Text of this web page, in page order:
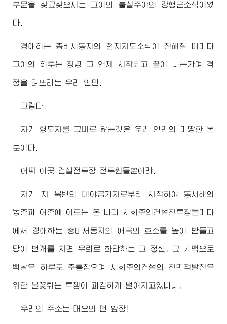
부문을 찾고찾으시는 그이의 불철주야의 강행군소식이였
다.
경애하는 총비서동지의 현지지도소식이 전해질 때마다
그이의 하루는 정녕 그 언제 시작되고 끝이 나는가며 격
정을 터뜨리는 우리 인민.
그렇다.
자기 령도자를 그대로 닮는것은 우리 인민의 마땅한 본
분이다.
어찌 이곳 건설전투장 전투원들뿐이랴.
저기 저 북변의 대야금기지로부터 시작하여 동서해의
농촌과 어촌에 이르는 온 나라 사회주의건설전투장들마다
에서 경애하는 총비서동지 의 애국의 호소를 높이 받들고
당이 번개를 치면 우뢰로 화답하는 그 정신, 그 기백으로
백날을 하루로 주름잡으며 사회주의건설의 전면적발전을
위한 불꽃튀는 투쟁이 과감하게 벌어지고있나니,
우리의 주소는 대오의 맨 앞장!